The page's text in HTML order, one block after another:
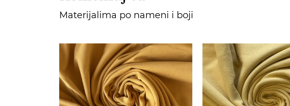
Materijalima po nameni i boji